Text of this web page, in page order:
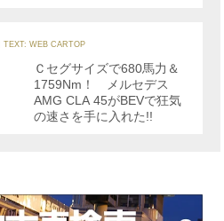
TEXT: WEB CARTOP
Ｃセグサイズで680馬力＆
1759Nm！ メルセデス
AMG CLA 45がBEVで狂気
の速さを手に入れた!!